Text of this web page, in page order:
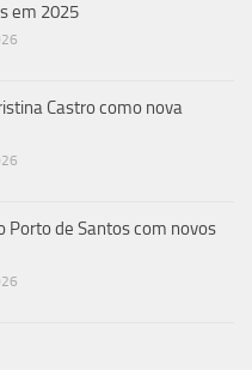
em 2025
Castro como nova
Porto de Santos com novos